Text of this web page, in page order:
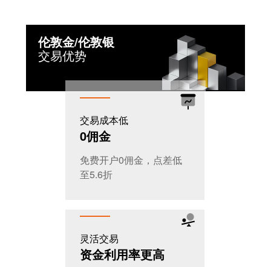
伦敦金/伦敦银
交易优势
交易成本低
0佣金
免费开户0佣金，点差低
至5.6折
灵活交易
资金利用率更高